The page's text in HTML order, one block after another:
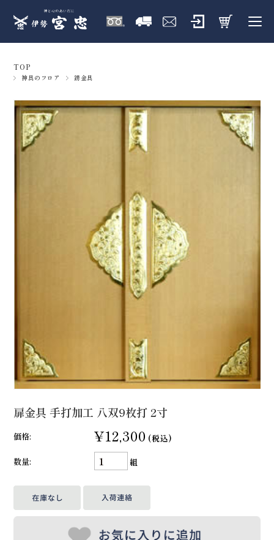
TOP
神具のフロア 錺金具
扉金具 手打加工 八双9枚打 2寸
価格: ¥12,300 (税込)
数量:
組